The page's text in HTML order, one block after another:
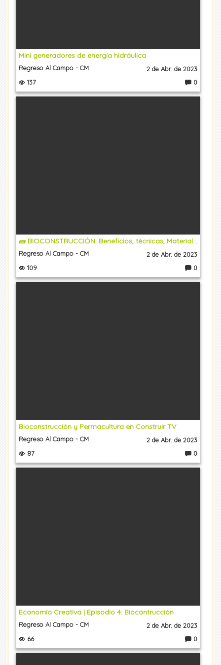
Mini generadores de energía hidráulica
Regreso Al Campo - CM
2 de Abr. de 2023
137
o
0
🧱 BIOCONSTRUCCIÓN: Beneficios, técnicas, Materiales de Construcción y Ejemplos de Casas Naturales
Regreso Al Campo - CM
2 de Abr. de 2023
109
o
0
Bioconstrucción y Permacultura en Construir TV
Regreso Al Campo - CM
2 de Abr. de 2023
87
o
0
Economía Creativa | Episodio 4: Biocontrucción
Regreso Al Campo - CM
2 de Abr. de 2023
66
o
0